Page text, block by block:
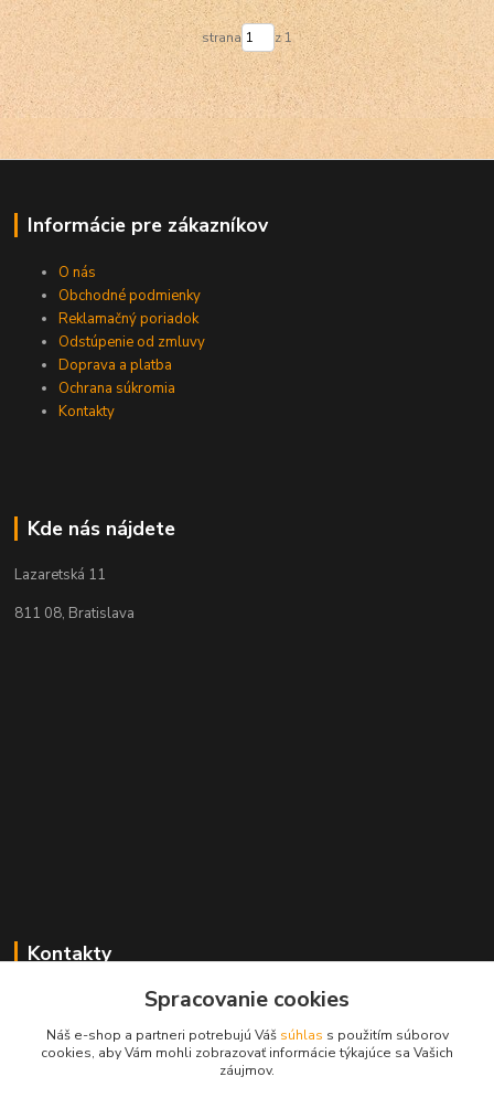
strana z 1
Informácie pre zákazníkov
O nás
Obchodné podmienky
Reklamačný poriadok
Odstúpenie od zmluvy
Doprava a platba
Ochrana súkromia
Kontakty
Kde nás nájdete
Lazaretská 11
811 08, Bratislava
Kontakty
+421 2 529 67 411
(Po - Pia: 10:00 - 17:30)
Spracovanie cookies
Náš e-shop a partneri potrebujú Váš súhlas s použitím súborov
cookies, aby Vám mohli zobrazovať informácie týkajúce sa Vašich
záujmov.